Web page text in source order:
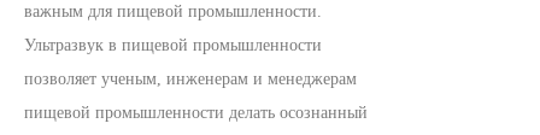
важным для пищевой промышленности.
Ультразвук в пищевой промышленности
позволяет ученым, инженерам и менеджерам
пищевой промышленности делать осознанный